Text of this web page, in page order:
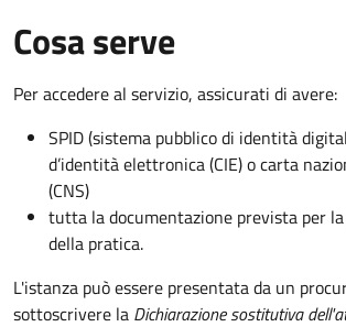
Cosa serve
Per accedere al servizio, assicurati di avere:
SPID (sistema pubblico di identità
d’identità elettronica (CIE) o carta
(CNS)
tutta la documentazione prevista per
della pratica.
L'istanza può essere presentata da un
sottoscrivere la Dichiarazione sostitutiva